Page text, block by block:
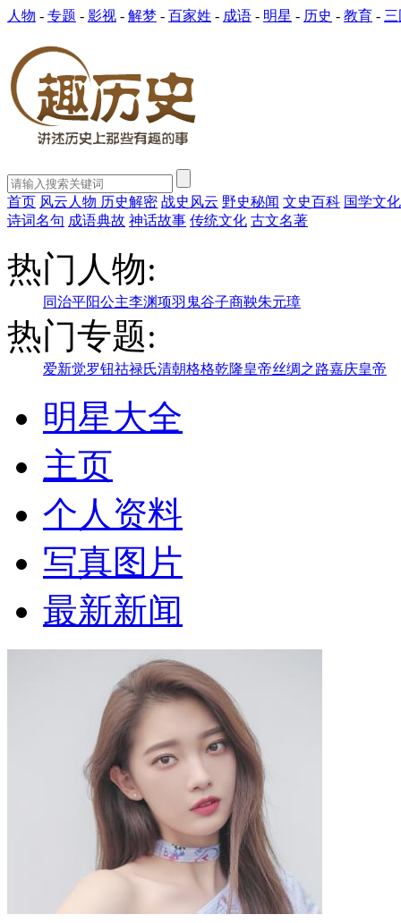
人物 - 专题 - 影视 - 解梦 - 百家姓 - 成语 - 明星 - 历史 - 教育 -
首页 风云人物 历史解密 战史风云 野史秘闻 文史百科 国学文化
诗词名句 成语典故 神话故事 传统文化 古文名著
热门人物:
同治平阳公主李渊项羽 鬼谷子商鞅朱元璋
热门专题:
爱新觉罗钮祜禄氏清朝格格乾隆皇帝丝绸之路嘉庆皇帝
明星大全
主页
个人资料
写真图片
最新新闻